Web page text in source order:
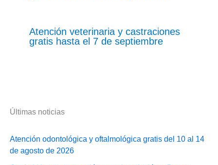
Atención veterinaria y castraciones
gratis hasta el 7 de septiembre
Últimas noticias
Atención odontológica y oftalmológica gratis del 10 al 14
de agosto de 2026